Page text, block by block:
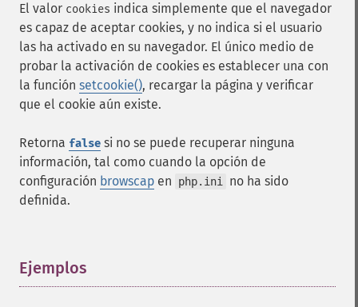
El valor cookies indica simplemente que el navegador
es capaz de aceptar cookies, y no indica si el usuario
las ha activado en su navegador. El único medio de
probar la activación de cookies es establecer una con
la función setcookie(), recargar la página y verificar
que el cookie aún existe.
Retorna false si no se puede recuperar ninguna
información, tal como cuando la opción de
configuración browscap en php.ini
no ha sido
definida.
Ejemplos